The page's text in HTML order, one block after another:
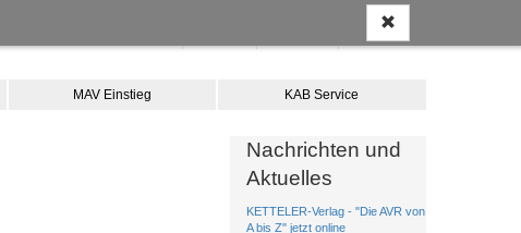
Warenkorb
MAV Einstieg KAB Service
Nachrichten und
Aktuelles
KETTELER-Verlag - "Die AVR von
A bis Z" jetzt online